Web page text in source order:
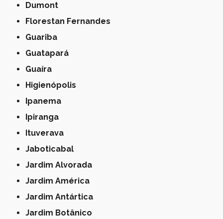
Dumont
Florestan Fernandes
Guariba
Guatapará
Guaíra
Higienópolis
Ipanema
Ipiranga
Ituverava
Jaboticabal
Jardim Alvorada
Jardim América
Jardim Antártica
Jardim Botânico